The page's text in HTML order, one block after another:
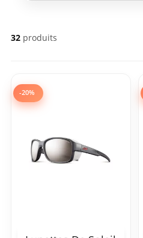
32 produits
-20%